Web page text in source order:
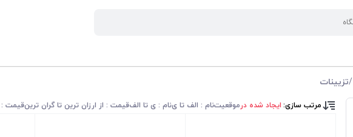
/تزیینات
مرتب سازی: ایجاد شده درموقعیتنام : الف تا ینام : ی تا الفقیمت : از ارزان ترین تا گران ترینقیمت :